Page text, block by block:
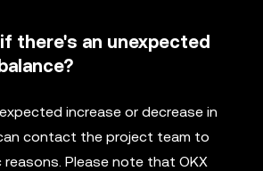
there's an unexpected
increase or decrease in
contact the project team to
Please note that OKX